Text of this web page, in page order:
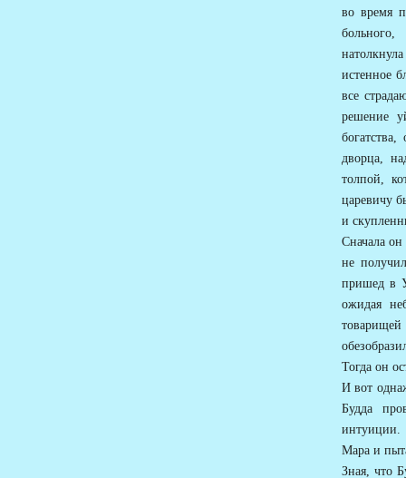
во время
истенное
все
решение
дворца,
толпой,
царевичу
и
Сначала
не
пришед в
ожидая
Тогда он
И вот
Будда
интуиции.
Мара и
Зная, что